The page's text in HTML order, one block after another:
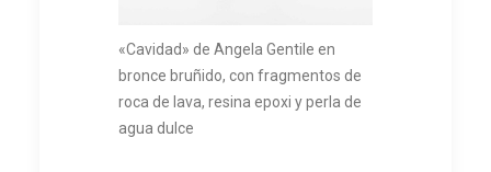
«Cavidad» de Angela Gentile en
bronce bruñido, con fragmentos de
roca de lava, resina epoxi y perla de
agua dulce